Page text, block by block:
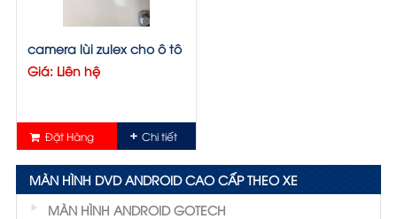
camera lùi zulex cho ô tô
Giá: Liên hệ
Đặt Hàng Chi tiết
MÀN HÌNH DVD ANDROID CAO CẤP THEO XE
MÀN HÌNH ANDROID GOTECH